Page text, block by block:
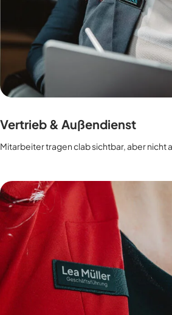
Vertrieb & Außendienst
Mitarbeiter tragen clab sichtbar, aber nicht